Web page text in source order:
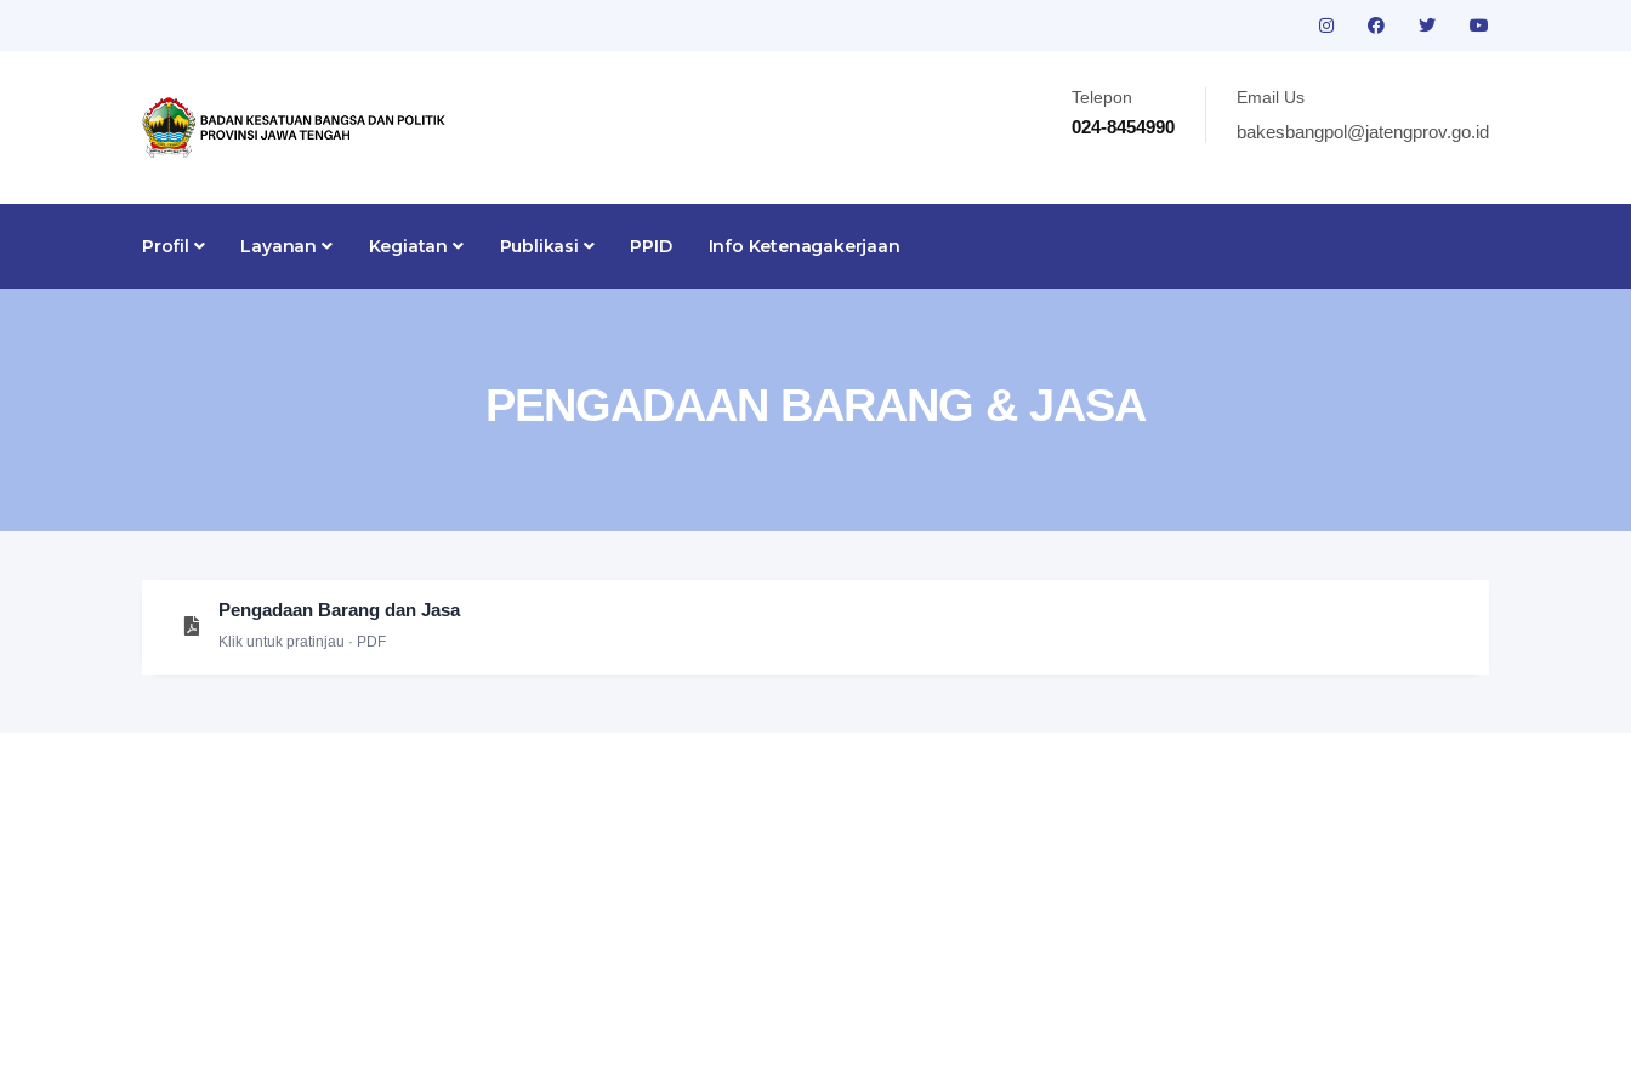
Telepon
024-8454990
Email Us
bakesbangpol@jatengprov.go.id
Profil Layanan Kegiatan Publikasi PPID Info Ketenagakerjaan
PENGADAAN BARANG & JASA
Pengadaan Barang dan Jasa
Klik untuk pratinjau · PDF